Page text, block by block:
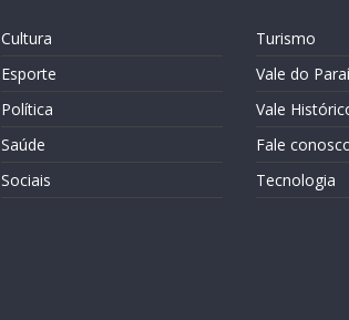
Cultura
Esporte
Política
Saúde
Sociais
Turismo
Vale do
Vale
Fale
Tecnologia